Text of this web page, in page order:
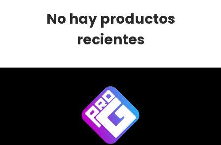
No hay productos
recientes